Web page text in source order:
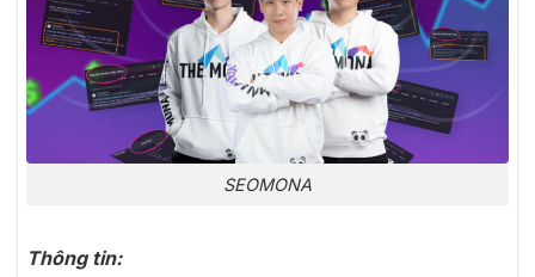
SEOMONA
Thông tin: